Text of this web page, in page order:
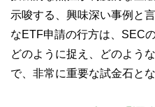
示唆する、興味深い事例と
なETF申請の行方は、SEC
どのように捉え、どのよう
で、非常に重要な試金石とな